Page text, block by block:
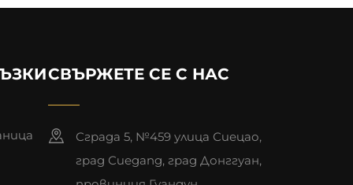
СВЪРЖЕТЕ СЕ С НАС
Сграда 5, №459 улица Сиецао,
град Сиеgang, град Донггуан,